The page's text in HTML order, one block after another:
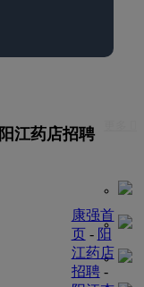
阳江药店招聘
康强首
页- 阳
江药店
招聘-